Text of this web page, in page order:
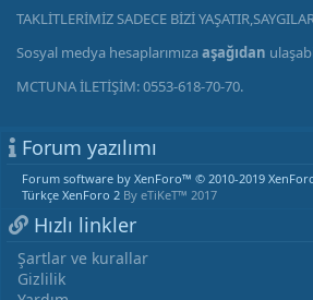
TAKLİTLERİMİZ SADECE BİZİ
Sosyal medya hesaplarımızaaşağıdan
MCTUNA İLETİŞİM: 0553-618-70-70.
Forum yazılımı
Forum software by XenForo™ © 2010-2019
Türkçe XenForo 2 By eTiKeT™ 2017
Hızlı linkler
Şartlar ve kurallar
Gizlilik